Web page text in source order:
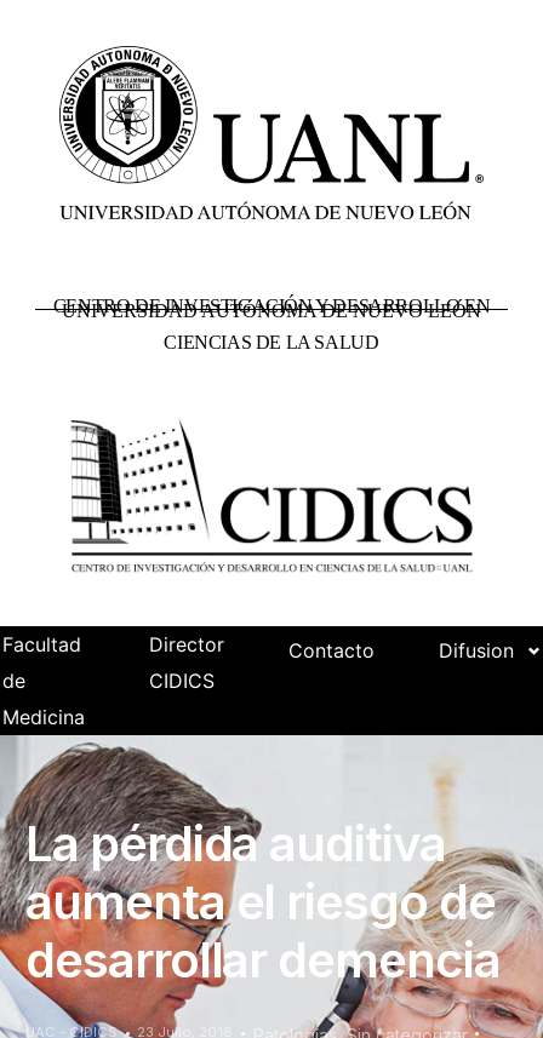
UNIVERSIDAD AUTÓNOMA DE NUEVO LEÓN
CENTRO DE INVESTIGACIÓN Y DESARROLLO EN
CIENCIAS DE LA SALUD
Facultad
de
Medicina
Director
CIDICS
Contacto Difusion
La pérdida auditiva
aumenta el riesgo de
desarrollar demencia
UAC - CIDICS 23 Julio, 2018